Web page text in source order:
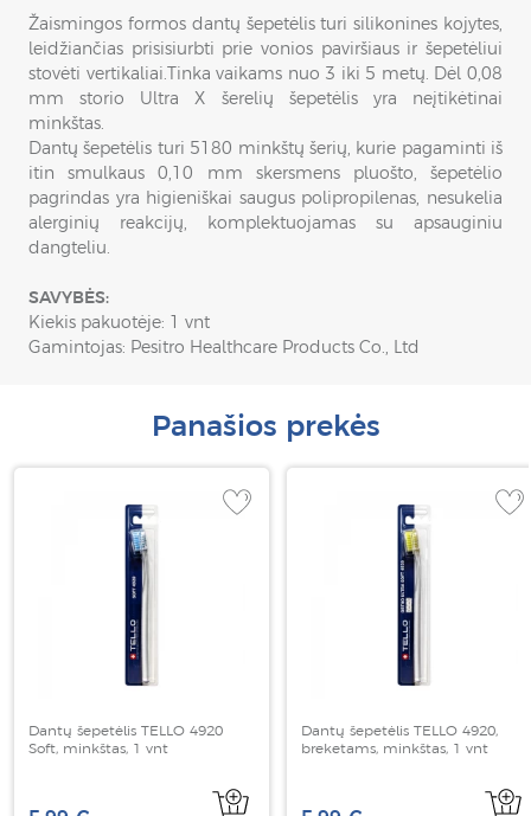
Žaismingos formos dantų šepetėlis turi silikonines kojytes,
leidžiančias prisisiurbti prie vonios paviršiaus ir šepetėliui
stovėti vertikaliai.Tinka vaikams nuo 3 iki 5 metų. Dėl 0,08
mm storio Ultra X šerelių šepetėlis yra neįtikėtinai
minkštas.
Dantų šepetėlis turi 5180 minkštų šerių, kurie pagaminti iš
itin smulkaus 0,10 mm skersmens pluošto, šepetėlio
pagrindas yra higieniškai saugus polipropilenas, nesukelia
alerginių reakcijų, komplektuojamas su apsauginiu
dangteliu.
SAVYBĖS:
Kiekis pakuotėje: 1 vnt
Gamintojas: Pesitro Healthcare Products Co., Ltd
Panašios prekės
Dantų šepetėlis TELLO 4920
Soft, minkštas, 1 vnt
Dantų šepetėlis TELLO 4920,
breketams, minkštas, 1 vnt